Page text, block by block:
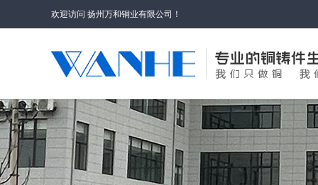
欢迎访问 扬州万和铜业有限公司！